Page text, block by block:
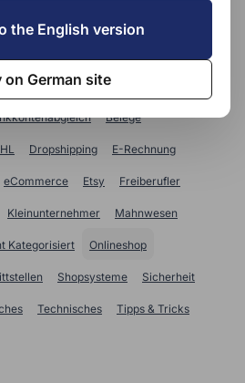
Belege
Dropshipping E-Rechnung
eCommerce Etsy Freiberufler
Kleinunternehmer Mahnwesen
Kategorisiert Onlineshop
Shopsysteme Sicherheit
Technisches Tipps & Tricks
the English version
on German site